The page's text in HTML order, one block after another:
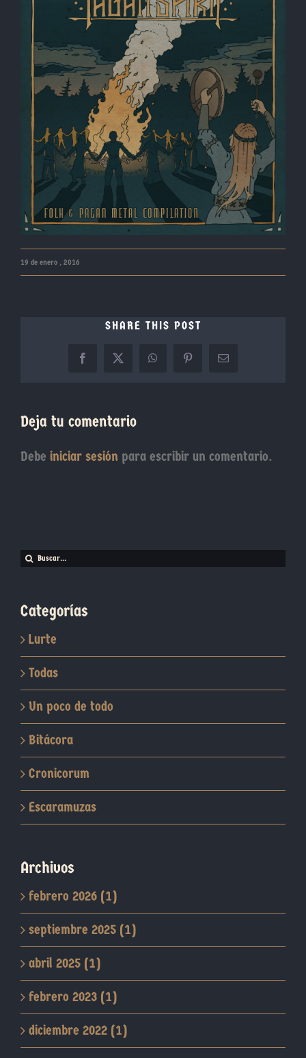
19 de enero , 2016
SHARE THIS POST
Facebook
X WhatsAppPinterestCorreo
Deja tu comentario
Debe iniciar sesión para escribir un comentario.
Buscar:
Categorías
Lurte
Todas
Un poco de todo
Bitácora
Cronicorum
Escaramuzas
Archivos
febrero 2026 (1)
septiembre 2025 (1)
abril 2025 (1)
febrero 2023 (1)
diciembre 2022 (1)